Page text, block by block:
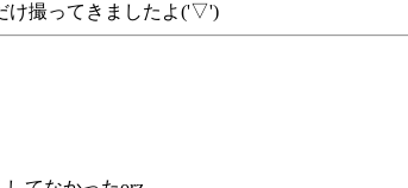
け撮ってきましたよ('▽')